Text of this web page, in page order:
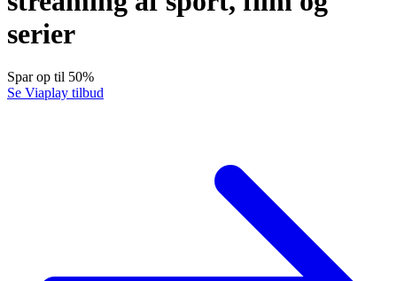
serier
Spar op til 50%
Se Viaplay tilbud